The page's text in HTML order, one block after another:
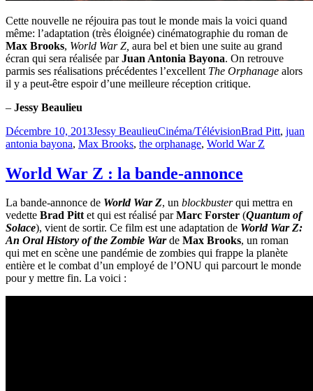
Cette nouvelle ne réjouira pas tout le monde mais la voici quand
même: l’adaptation (très éloignée) cinématographie du roman de
Max Brooks, World War Z, aura bel et bien une suite au grand
écran qui sera réalisée parJuan Antonia Bayona. On retrouve
parmis ses réalisations précédentes l’excellent The Orphanage alors
il y a peut-être espoir d’une meilleure réception critique.
– Jessy Beaulieu
Publié
le
Décembre 10, 2013Jessy BeaulieuCatégories
Cinéma/TélévisionÉtiquettes
Brad Pitt, juan
antonia bayona, Max Brooks, the orphanage, World War Z
World War Z : la bande-annonce
La bande-annonce de World War Z, un blockbusterqui mettra en
vedette Brad Pittet qui est réalisé parMarc Forster (Quantum of
Solace), vient de sortir. Ce film est une adaptation de World War Z:
An Oral History of the Zombie Warde Max Brooks, un roman
qui met en scène une pandémie de zombies qui frappe la planète
entière et le combat d’un employé de l’ONU qui parcourt le monde
pour y mettre fin. La voici :